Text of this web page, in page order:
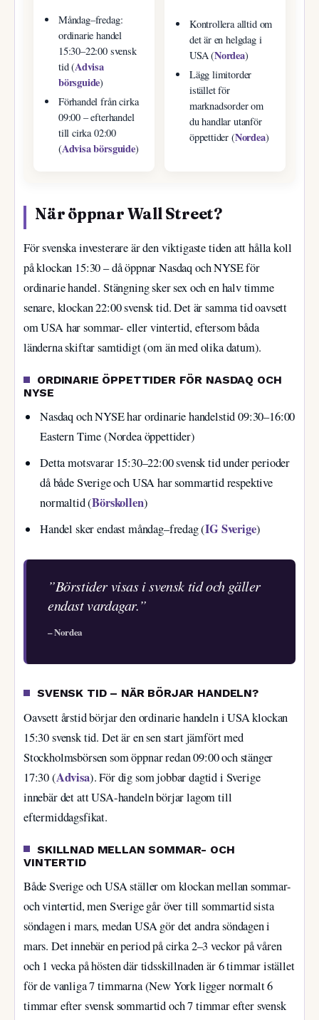
Måndag–fredag:
ordinarie handel
15:30–22:00 svensk
tid (Advisa
börsguide)
Förhandel från cirka
09:00 – efterhandel
till cirka 02:00
(Advisa börsguide)
Kontrollera alltid om
det är en helgdag i
USA (Nordea)
Lägg limitorder
istället för
marknadsorder om
du handlar utanför
öppettider (Nordea)
När öppnar Wall Street?
För svenska investerare är den viktigaste tiden att hålla koll
på klockan 15:30 – då öppnar Nasdaq och NYSE för
ordinarie handel. Stängning sker sex och en halv timme
senare, klockan 22:00 svensk tid. Det är samma tid oavsett
om USA har sommar- eller vintertid, eftersom båda
länderna skiftar samtidigt (om än med olika datum).
ORDINARIE ÖPPETTIDER FÖR NASDAQ OCH
NYSE
Nasdaq och NYSE har ordinarie handelstid 09:30–16:00
Eastern Time (Nordea öppettider)
Detta motsvarar 15:30–22:00 svensk tid under perioder
då både Sverige och USA har sommartid respektive
normaltid (Börskollen)
Handel sker endast måndag–fredag (IG Sverige)
”Börstider visas i svensk tid och gäller
endast vardagar.”
– Nordea
SVENSK TID – NÄR BÖRJAR HANDELN?
Oavsett årstid börjar den ordinarie handeln i USA klockan
15:30 svensk tid. Det är en sen start jämfört med
Stockholmsbörsen som öppnar redan 09:00 och stänger
17:30 (Advisa). För dig som jobbar dagtid i Sverige
innebär det att USA-handeln börjar lagom till
eftermiddagsfikat.
SKILLNAD MELLAN SOMMAR- OCH
VINTERTID
Både Sverige och USA ställer om klockan mellan sommar-
och vintertid, men Sverige går över till sommartid sista
söndagen i mars, medan USA gör det andra söndagen i
mars. Det innebär en period på cirka 2–3 veckor på våren
och 1 vecka på hösten där tidsskillnaden är 6 timmar istället
för de vanliga 7 timmarna (New York ligger normalt 6
timmar efter svensk sommartid och 7 timmar efter svensk